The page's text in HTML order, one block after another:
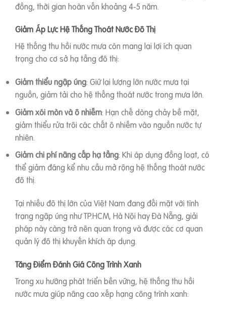
đồng, thời gian hoàn vốn khoảng 4-5 năm.
Giảm Áp Lực Hệ Thống Thoát Nước Đô Thị
Hệ thống thu hồi nước mưa còn mang lại lợi ích quan
trọng cho cơ sở hạ tầng đô thị:
Giảm thiểu ngập úng: Giữ lại lượng lớn nước mưa tại
nguồn, giảm tải cho hệ thống thoát nước trong mưa lớn.
Giảm xói mòn và ô nhiễm: Hạn chế dòng chảy bề mặt,
giảm thiểu rửa trôi các chất ô nhiễm vào nguồn nước tự
nhiên.
Giảm chi phí nâng cấp hạ tầng: Khi áp dụng đồng loạt, có
thể giảm đáng kể nhu cầu mở rộng hệ thống thoát nước
đô thị.
Tại nhiều đô thị lớn của Việt Nam đang đối mặt với tình
trạng ngập úng như TP.HCM, Hà Nội hay Đà Nẵng, giải
pháp này càng trở nên quan trọng và được các cơ quan
quản lý đô thị khuyến khích áp dụng.
Tăng Điểm Đánh Giá Công Trình Xanh
Trong xu hướng phát triển bền vững, hệ thống thu hồi
nước mưa giúp nâng cao xếp hạng công trình xanh: